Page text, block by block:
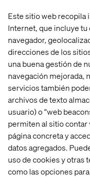
Este sitio web recopila
Internet, que incluye tu
navegador,
direcciones de los
una buena gestión de
navegación mejorada,
servicios también
archivos de texto
usuario) o “web
permiten al sitio contar
página concreta y
datos agregados.
uso de cookies y otras
como las opciones
impulsada por IA e
Explorar